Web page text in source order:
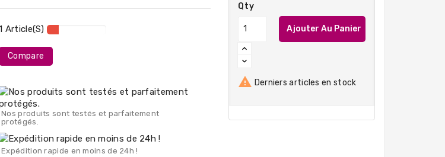
Article(s)
Compare
Nos produits sont testés et parfaitement
protégés.
Expédition rapide en moins de 24h !
Qty
Ajouter Au Panier
 Derniers articles en stock